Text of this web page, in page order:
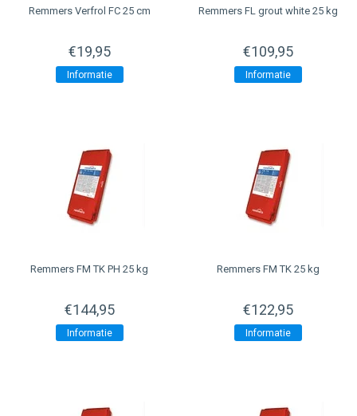
Remmers Verfrol FC 25 cm
€19,95
Informatie
Remmers FL grout white 25 kg
€109,95
Informatie
Remmers FM TK PH 25 kg
€144,95
Informatie
Remmers FM TK 25 kg
€122,95
Informatie